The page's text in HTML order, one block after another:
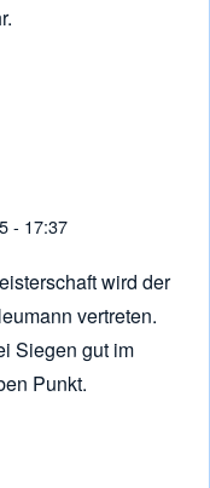
- 17:37
wird der
vertreten.
Siegen gut im
Punkt.